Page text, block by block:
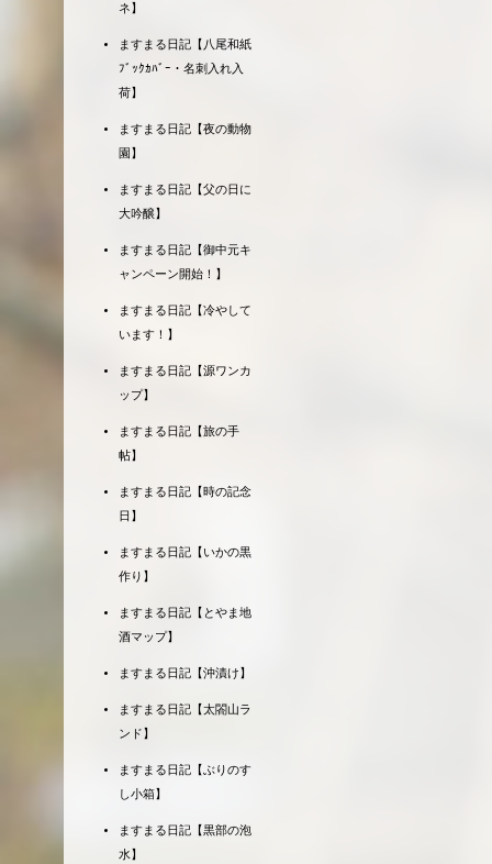
ネ】
ますまる日記【八尾和紙
ﾌﾞｯｸｶﾊﾞｰ・名刺入れ入
荷】
ますまる日記【夜の動物
園】
ますまる日記【父の日に
大吟醸】
ますまる日記【御中元キ
ャンペーン開始！】
ますまる日記【冷やして
います！】
ますまる日記【源ワンカ
ップ】
ますまる日記【旅の手
帖】
ますまる日記【時の記念
日】
ますまる日記【いかの黒
作り】
ますまる日記【とやま地
酒マップ】
ますまる日記【沖漬け】
ますまる日記【太閤山ラ
ンド】
ますまる日記【ぶりのす
し小箱】
ますまる日記【黒部の泡
水】